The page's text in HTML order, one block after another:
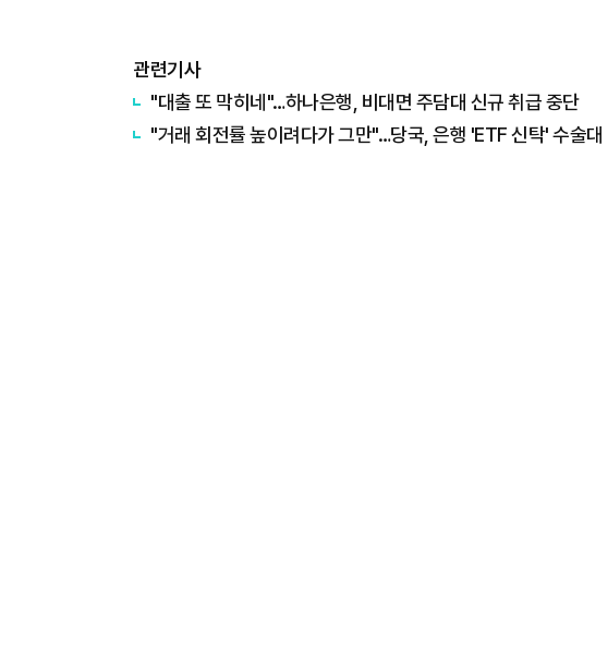
관련기사
"대출 또 막히네"…하나은행, 비대면 주담대 신규 취급 중단
"거래 회전률 높이려다가 그만"…당국, 은행 'ETF 신탁' 수술대